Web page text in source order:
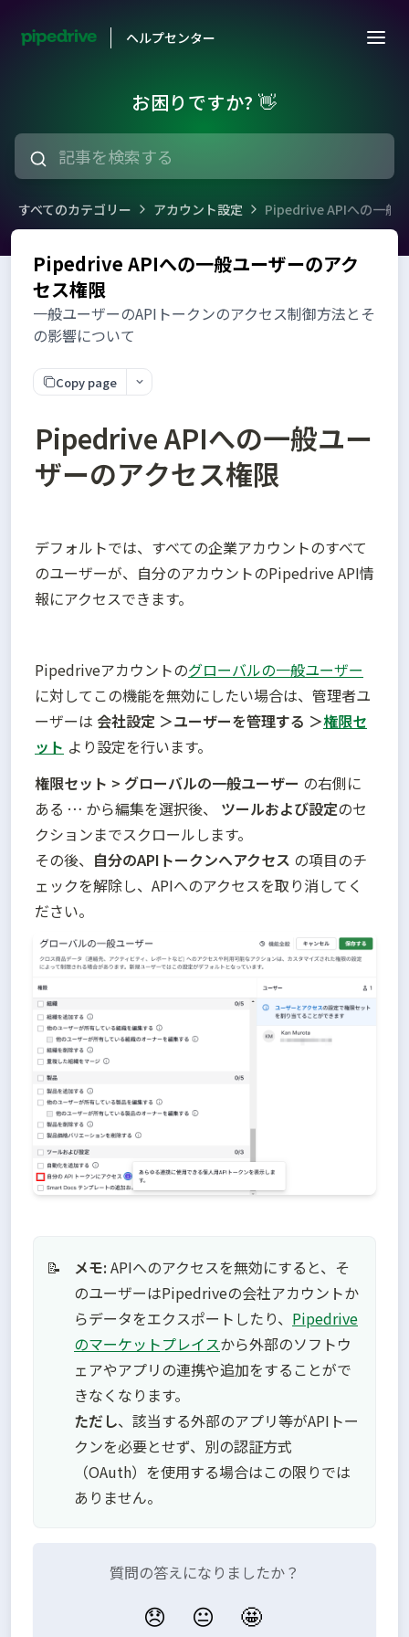
ヘルプセンター
お困りですか? 👋
すべてのカテゴリー アカウント設定 Pipedrive APIへの一般
Pipedrive APIへの一般ユーザーのアク
セス権限
一般ユーザーのAPIトークンのアクセス制御方法とそ
の影響について
Copy page
Pipedrive APIへの一般ユー
ザーのアクセス権限
デフォルトでは、すべての企業アカウントのすべて
のユーザーが、自分のアカウントのPipedrive API情
報にアクセスできます。
Pipedriveアカウントのグローバルの一般ユーザー
に対してこの機能を無効にしたい場合は、管理者ユ
ーザーは 会社設定 ＞ユーザーを管理する ＞権限セ
ット より設定を行います。
権限セット > グローバルの一般ユーザー の右側に
ある … から編集を選択後、 ツールおよび設定のセ
クションまでスクロールします。
その後、 自分のAPIトークンへアクセス の項目のチ
ェックを解除し、APIへのアクセスを取り消してく
ださい。
📝 メモ: APIへのアクセスを無効にすると、そ
のユーザーはPipedriveの会社アカウントか
らデータをエクスポートしたり、 Pipedrive
のマーケットプレイスから外部のソフトウ
ェアやアプリの連携や追加をすることがで
ただし、該当する外部のアプリ等がAPIトー
クンを必要とせず、別の認証方式
（OAuth）を使用する場合はこの限りでは
ありません。
質問の答えになりましたか？
😞 😐 🤩